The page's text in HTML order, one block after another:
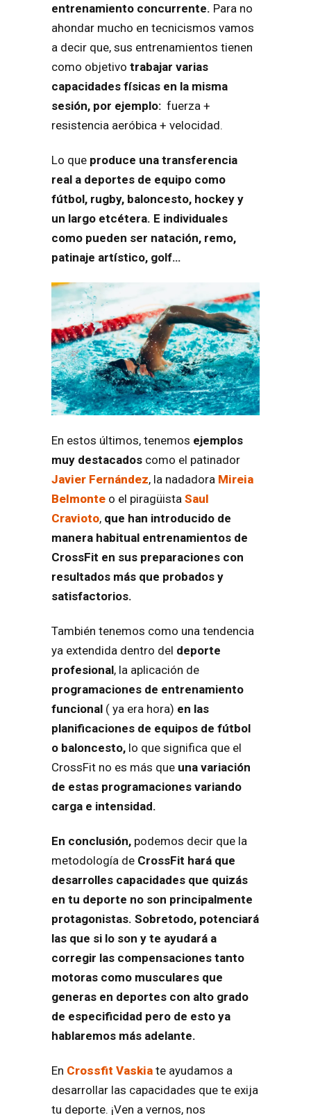
entrenamiento concurrente. Para no
ahondar mucho en tecnicismos vamos
a decir que, sus entrenamientos tienen
como objetivo trabajar varias
capacidades físicas en la misma
sesión, por ejemplo: fuerza +
resistencia aeróbica + velocidad.
Lo que produce una transferencia
real a deportes de equipo como
fútbol, rugby, baloncesto, hockey y
un largo etcétera. E individuales
como pueden ser natación, remo,
patinaje artístico, golf…
En estos últimos, tenemos ejemplos
muy destacados como el patinador
Javier Fernández, la nadadora Mireia
Belmonte o el piragüista Saul
Cravioto, que han introducido de
manera habitual entrenamientos de
CrossFit en sus preparaciones con
resultados más que probados y
satisfactorios.
También tenemos como una tendencia
ya extendida dentro del deporte
profesional, la aplicación de
programaciones de entrenamiento
funcional ( ya era hora) en las
planificaciones de equipos de fútbol
o baloncesto, lo que significa que el
CrossFit no es más que una variación
de estas programaciones variando
carga e intensidad.
En conclusión, podemos decir que la
metodología de CrossFit hará que
desarrolles capacidades que quizás
en tu deporte no son principalmente
protagonistas. Sobretodo, potenciará
las que si lo son y te ayudará a
corregir las compensaciones tanto
motoras como musculares que
generas en deportes con alto grado
de especificidad pero de esto ya
hablaremos más adelante.
En Crossfit Vaskia te ayudamos a
desarrollar las capacidades que te exija
tu deporte. ¡Ven a vernos, nos